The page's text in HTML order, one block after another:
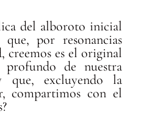
del alboroto inicial
por resonancias
creemos es el original
de nuestra
que, excluyendo la
compartimos con el